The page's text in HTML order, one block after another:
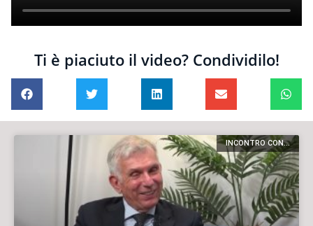
Ti è piaciuto il video? Condividilo!
INCONTRO CON...